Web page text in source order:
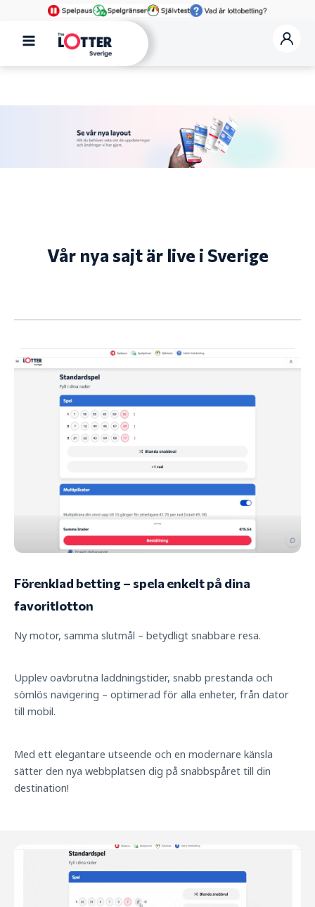
content
Main
Vår nya sajt är live i Sverige
Förenklad betting – spela enkelt på dina
favoritlotton
Ny motor, samma slutmål – betydligt snabbare resa.
Upplev oavbrutna laddningstider, snabb prestanda och
sömlös navigering – optimerad för alla enheter, från dator
till mobil.
Med ett elegantare utseende och en modernare känsla
sätter den nya webbplatsen dig på snabbspåret till din
destination!